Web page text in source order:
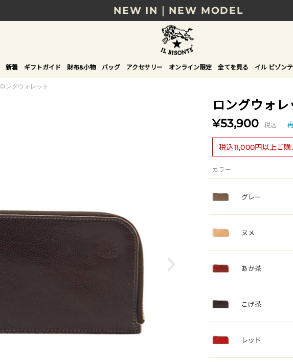
NEW IN｜NEW MODEL
8/17(月)10時まで｜税込11,000円以上で送料無
贈る相手やシーンから選べる、新しいギフトガ
NEW IN｜COLOR LEATHER
新着 ギフトガイド 財布&小物 バッグ アクセサリー オンライン限定 全てを見る イル ビゾン
ロングウォレット
ロングウォ
¥53,900 税込
税込11,000円以上ご
カラー
グレー
ヌメ
あか茶
こげ茶
レッド